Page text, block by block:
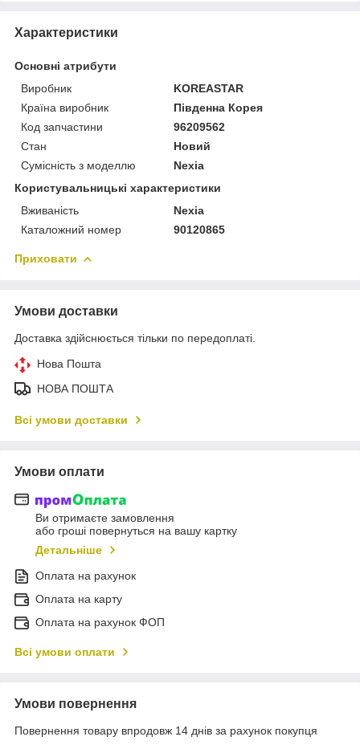
Характеристики
Основні атрибути
Виробник
KOREASTAR
Країна виробник
Південна Корея
Код запчастини
96209562
Стан
Новий
Сумісність з моделлю
Nexia
Користувальницькі характеристики
Вживаність
Nexia
Каталожний номер
90120865
Приховати
Умови доставки
Доставка здійснюється тільки по передоплаті.
Нова Пошта
НОВА ПОШТА
Всі умови доставки
Умови оплати
Ви отримаєте замовлення
або гроші повернуться на вашу картку
Детальніше
Оплата на рахунок
Оплата на карту
Оплата на рахунок ФОП
Всі умови оплати
Умови повернення
Повернення товару впродовж 14 днів за рахунок покупця